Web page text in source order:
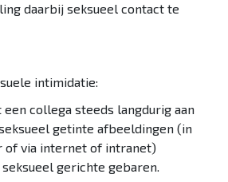
daarbij seksueel contact te
intimidatie:
een collega steeds langdurig aan
getinte afbeeldingen (in
of via internet of intranet)
gerichte gebaren.